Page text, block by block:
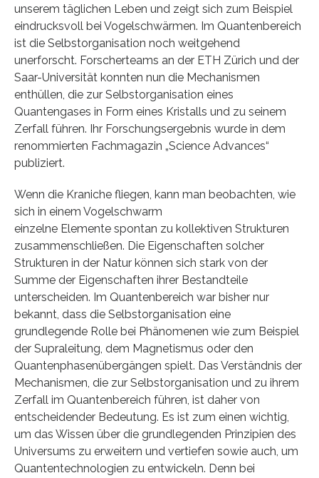
unserem täglichen Leben und zeigt sich zum Beispiel
eindrucksvoll bei Vogelschwärmen. Im Quantenbereich
ist die Selbstorganisation noch weitgehend
unerforscht. Forscherteams an der ETH Zürich und der
Saar-Universität konnten nun die Mechanismen
enthüllen, die zur Selbstorganisation eines
Quantengases in Form eines Kristalls und zu seinem
Zerfall führen. Ihr Forschungsergebnis wurde in dem
renommierten Fachmagazin „Science Advances“
publiziert.
Wenn die Kraniche fliegen, kann man beobachten, wie
sich in einem Vogelschwarm
einzelne Elemente spontan zu kollektiven Strukturen
zusammenschließen. Die Eigenschaften solcher
Strukturen in der Natur können sich stark von der
Summe der Eigenschaften ihrer Bestandteile
unterscheiden. Im Quantenbereich war bisher nur
bekannt, dass die Selbstorganisation eine
grundlegende Rolle bei Phänomenen wie zum Beispiel
der Supraleitung, dem Magnetismus oder den
Quantenphasenübergängen spielt. Das Verständnis der
Mechanismen, die zur Selbstorganisation und zu ihrem
Zerfall im Quantenbereich führen, ist daher von
entscheidender Bedeutung. Es ist zum einen wichtig,
um das Wissen über die grundlegenden Prinzipien des
Universums zu erweitern und vertiefen sowie auch, um
Quantentechnologien zu entwickeln. Denn bei